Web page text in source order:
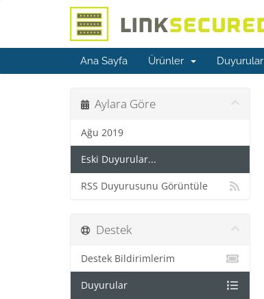
Ana Sayfa Ürünler Duyurular
Aylara Göre
Ağu 2019
Eski Duyurular...
RSS Duyurusunu Görüntüle
Destek
Destek Bildirimlerim
Duyurular